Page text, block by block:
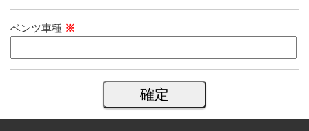
ベンツ車種 ※